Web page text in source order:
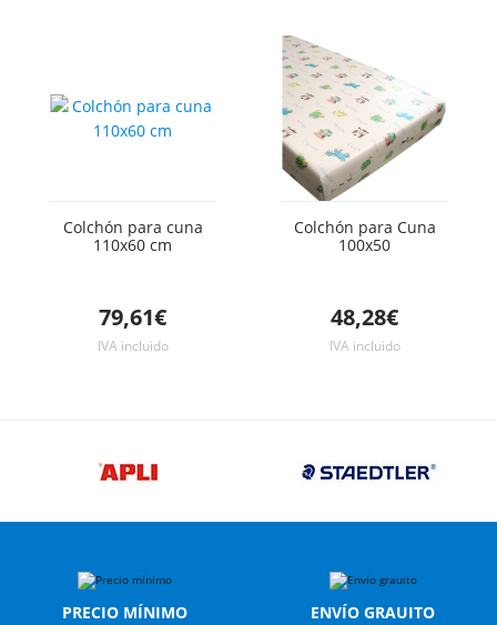
Colchón para cuna
110x60 cm
79,61€
IVA incluido
Colchón para Cuna
100x50
48,28€
IVA incluido
PRECIO MÍNIMO
ENVÍO GRAUITO